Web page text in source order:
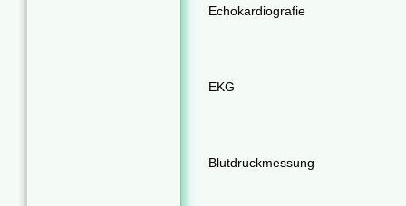
Echokardiografie
EKG
Blutdruckmessung